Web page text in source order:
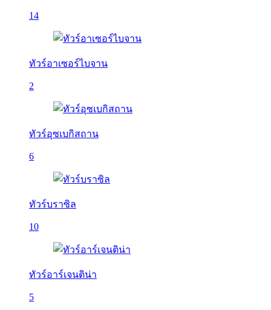
14
ทัวร์อาเซอร์ไบจาน
2
ทัวร์อุซเบกิสถาน
6
ทัวร์บราซิล
10
ทัวร์อาร์เจนติน่า
5